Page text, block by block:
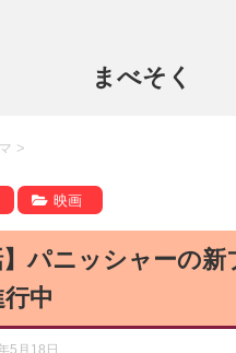
まべそく
>
映画
】パニッシャーの
行中
5月18日